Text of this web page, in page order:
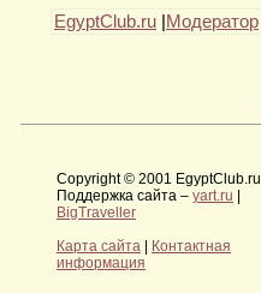
EgyptClub.ru Модератор
Copyright © 2001 EgyptClub.ru
Поддержка сайта – yart.ru |
BigTraveller
Карта сайта | Контактная
информация